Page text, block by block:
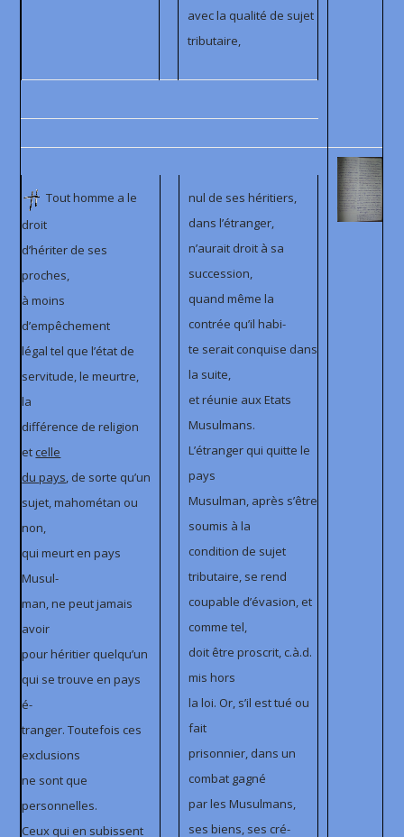
avec la qualité de sujet
tributaire,
Tout homme a le
droit
d’hériter de ses
proches,
à moins
d’empêchement
légal tel que l’état de
servitude, le meurtre,
la
différence de religion
et celle
du pays, de sorte qu’un
sujet, mahométan ou
non,
qui meurt en pays
Musul-
man, ne peut jamais
avoir
pour héritier quelqu’un
qui se trouve en pays
é-
tranger. Toutefois ces
exclusions
ne sont que
personnelles.
Ceux qui en subissent
nul de ses héritiers,
dans l’étranger,
n’aurait droit à sa
succession,
quand même la
contrée qu’il habi-
te serait conquise dans
la suite,
et réunie aux Etats
Musulmans.
L’étranger qui quitte le
pays
Musulman, après s’être
soumis à la
condition de sujet
tributaire, se rend
coupable d’évasion, et
comme tel,
doit être proscrit, c.à.d.
mis hors
la loi. Or, s’il est tué ou
fait
prisonnier, dans un
combat gagné
par les Musulmans,
ses biens, ses cré-